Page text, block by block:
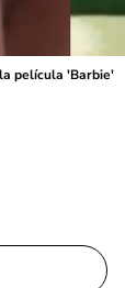
película 'Barbie'